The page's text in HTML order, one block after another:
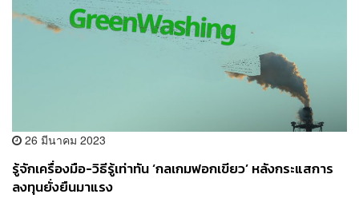
26 มีนาคม 2023
รู้จักเครื่องมือ-วิธีรู้เท่าทัน ‘กลเกมฟอกเขียว’ หลังกระแสการ
ลงทุนยั่งยืนมาแรง